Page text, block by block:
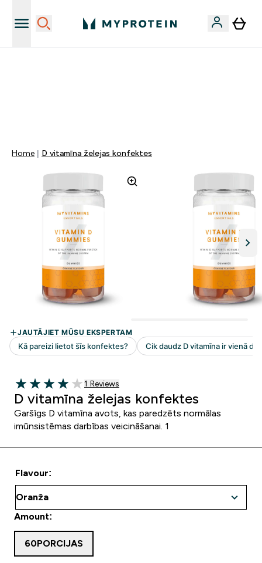
Home D vitamīna želejas konfektes
4 out of 5 stars
1 customer reviews
1 Reviews
D vitamīna želejas konfektes
Garšīgs D vitamīna avots, kas paredzēts normālas
imūnsistēmas darbības veicināšanai. 1
Flavour:
Amount:
60PORCIJAS